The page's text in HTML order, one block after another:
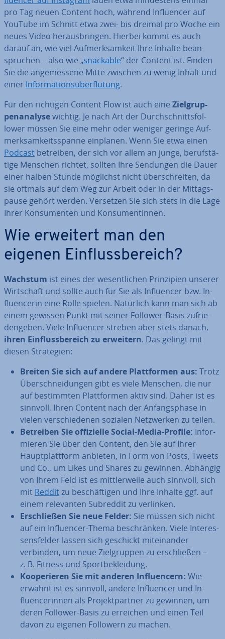
pro Tag neuen Content hoch, während In­fluen­cer auf
YouTube im Schnitt etwa zwei- bis dreimal pro Woche ein
neues Video her­aus­brin­gen. Hierbei kommt es auch
darauf an, wie viel Auf­merk­sam­keit Ihre Inhalte be­an­
spru­chen – also wie „snackable“ der Content ist. Finden
Sie die an­ge­mes­se­ne Mitte zwischen zu wenig Inhalt und
einer In­for­ma­ti­ons­über­flu­tung.
Für den richtigen Content Flow ist auch eine Ziel­grup­
pen­ana­ly­sewichtig. Je nach Art der Durch­schnitts­fol­
lower müssen Sie eine mehr oder weniger geringe Auf­
merk­sam­keits­span­ne einplanen. Wenn Sie etwa einen
Podcast betreiben, der sich vor allem an junge, be­rufs­tä­
ti­ge Menschen richtet, sollten Ihre Sendungen die Dauer
einer halben Stunde möglichst nicht über­schrei­ten, da
sie oftmals auf dem Weg zur Arbeit oder in der Mit­tags­
pau­se gehört werden. Versetzen Sie sich stets in die Lage
Ihrer Kon­su­men­ten und Kon­su­men­tin­nen.
Wie erweitert man den
eigenen Ein­fluss­be­reich?
Wachstum ist eines der we­sent­li­chen Prin­zi­pi­en unserer
Wirt­schaft und sollte auch für Sie als In­fluen­cer bzw. In­
fluen­ce­rin eine Rolle spielen. Natürlich kann man sich ab
einem gewissen Punkt mit seiner Follower-Basis zu­frie­
den­ge­ben. Viele In­fluen­cer streben aber stets danach,
ihren Ein­fluss­be­reich zu erweitern. Das gelingt mit
diesen Stra­te­gien:
Breiten Sie sich auf andere Platt­for­men aus: Trotz
Über­schnei­dun­gen gibt es viele Menschen, die nur
auf be­stimm­ten Platt­for­men aktiv sind. Daher ist es
sinnvoll, Ihren Content nach der An­fangs­pha­se in
vielen ver­schie­de­nen sozialen Netz­wer­ken zu teilen.
Betreiben Sie of­fi­zi­el­le Social-Media-Profile: In­for­
mie­ren Sie über den Content, den Sie auf Ihrer
Haupt­platt­form anbieten, in Form von Posts, Tweets
und Co., um Likes und Shares zu gewinnen. Abhängig
von Ihrem Feld ist es mitt­ler­wei­le auch sinnvoll, sich
mit Redditzu be­schäf­ti­gen und Ihre Inhalte ggf. auf
einem re­le­van­ten Subreddit zu verlinken.
Er­schlie­ßen Sie neue Felder: Sie müssen sich nicht
auf ein In­fluen­cer-Thema be­schrän­ken. Viele In­ter­es­
sens­fel­der lassen sich geschickt mit­ein­an­der
verbinden, um neue Ziel­grup­pen zu er­schlie­ßen –
z. B. Fitness und Sport­be­klei­dung.
Ko­ope­rie­ren Sie mit anderen In­fluen­cern: Wie
erwähnt ist es sinnvoll, andere In­fluen­cer und In­
fluen­ce­rin­nen als Pro­jekt­part­ner zu gewinnen, um
deren Follower-Basis zu erreichen und einen Teil
davon zu eigenen Followern zu machen.